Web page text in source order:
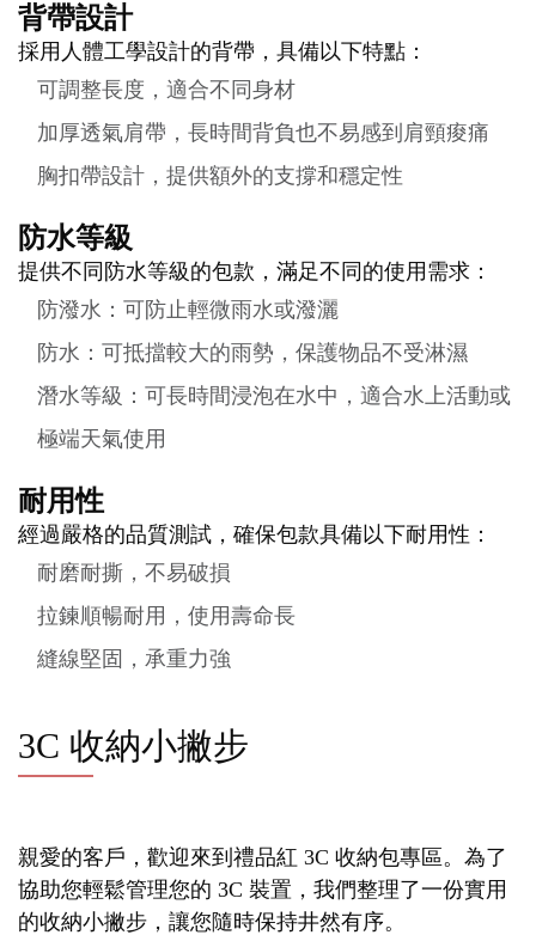
背帶設計
採用人體工學設計的背帶，具備以下特點：
可調整長度，適合不同身材
加厚透氣肩帶，長時間背負也不易感到肩頸痠痛
胸扣帶設計，提供額外的支撐和穩定性
防水等級
提供不同防水等級的包款，滿足不同的使用需求：
防潑水：可防止輕微雨水或潑灑
防水：可抵擋較大的雨勢，保護物品不受淋濕
潛水等級：可長時間浸泡在水中，適合水上活動或
極端天氣使用
耐用性
經過嚴格的品質測試，確保包款具備以下耐用性：
耐磨耐撕，不易破損
拉鍊順暢耐用，使用壽命長
縫線堅固，承重力強
3C 收納小撇步
親愛的客戶，歡迎來到禮品紅 3C 收納包專區。為了
協助您輕鬆管理您的 3C 裝置，我們整理了一份實用
的收納小撇步，讓您隨時保持井然有序。